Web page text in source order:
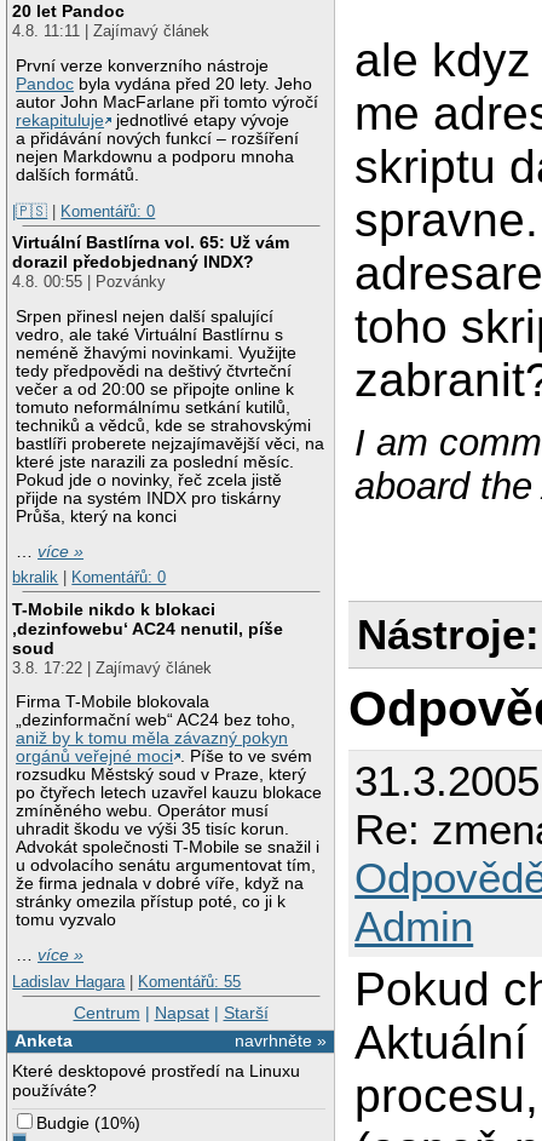
20 let Pandoc
4.8. 11:11 | Zajímavý článek
První verze konverzního nástroje
Pandoc byla vydána před 20 lety. Jeho
autor John MacFarlane při tomto výročí
rekapituluje
jednotlivé etapy vývoje
a přidávání nových funkcí – rozšíření
nejen Markdownu a podporu mnoha
dalších formátů.
|🇵🇸 | Komentářů: 0
Virtuální Bastlírna vol. 65: Už vám
dorazil předobjednaný INDX?
4.8. 00:55 | Pozvánky
Srpen přinesl nejen další spalující
vedro, ale také Virtuální Bastlírnu s
neméně žhavými novinkami. Využijte
tedy předpovědi na deštivý čtvrteční
večer a od 20:00 se připojte online k
tomuto neformálnímu setkání kutilů,
techniků a vědců, kde se strahovskými
bastlíři proberete nejzajímavější věci, na
které jste narazili za poslední měsíc.
Pokud jde o novinky, řeč zcela jistě
přijde na systém INDX pro tiskárny
Průša, který na konci
…více »
bkralik
Komentářů: 0
T-Mobile nikdo k blokaci
‚dezinfowebu‘ AC24 nenutil, píše
soud
3.8. 17:22 | Zajímavý článek
Firma T-Mobile blokovala
„dezinformační web“ AC24 bez toho,
aniž by k tomu měla závazný pokyn
orgánů veřejné moci . Píše to ve svém
rozsudku Městský soud v Praze, který
po čtyřech letech uzavřel kauzu blokace
zmíněného webu. Operátor musí
uhradit škodu ve výši 35 tisíc korun.
Advokát společnosti T-Mobile se snažil i
u odvolacího senátu argumentovat tím,
že firma jednala v dobré víře, když na
stránky omezila přístup poté, co ji k
tomu vyzvalo
…více »
Ladislav Hagara | Komentářů: 55
Centrum | Napsat| Starší
navrhněte »
Anketa
Které desktopové prostředí na Linuxu
používáte?
Budgie (10%)
ale
me
skriptu
toho
I am
aboard
Nástroje:
Re:
Admin
Pokud
Aktuální